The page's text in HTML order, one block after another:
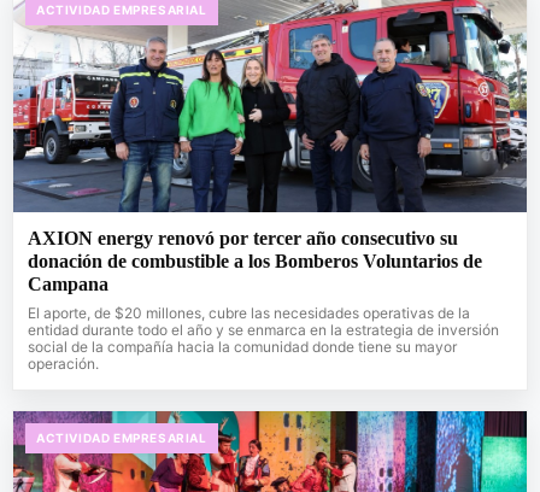
ACTIVIDAD EMPRESARIAL
AXION energy renovó por tercer año consecutivo su
donación de combustible a los Bomberos Voluntarios de
Campana
El aporte, de $20 millones, cubre las necesidades operativas de la
entidad durante todo el año y se enmarca en la estrategia de inversión
social de la compañía hacia la comunidad donde tiene su mayor
operación.
ACTIVIDAD EMPRESARIAL